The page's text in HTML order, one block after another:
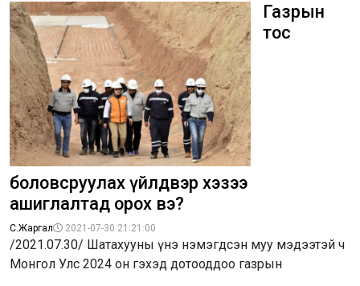
Газрын
тос
боловсруулах үйлдвэр хэзээ
ашиглалтад орох вэ?
С.Жаргал 2021-07-30 21:21:00
/2021.07.30/ Шатахууны үнэ нэмэгдсэн муу мэдээтэй ч
Монгол Улс 2024 он гэхэд дотооддоо газрын